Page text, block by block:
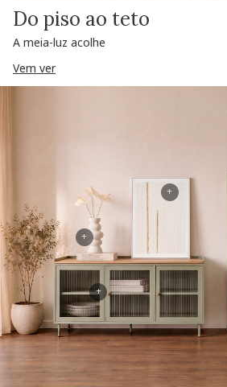
Do piso ao teto
A meia-luz acolhe
Vem ver
+
+
+